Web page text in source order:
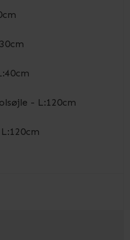
- L:120cm